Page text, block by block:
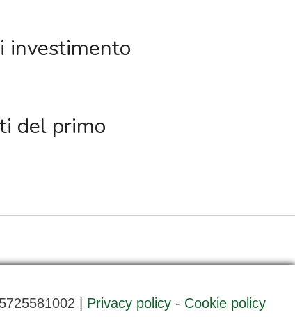
investimento
del primo
| Privacy policy - Cookie policy